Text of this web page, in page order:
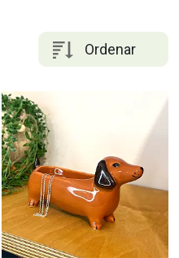
Ordenar